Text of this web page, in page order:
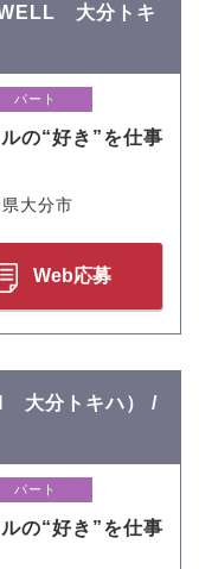
大分トキ
パート
の“好き”を仕事
大分市
Web応募
大分トキハ） /
パート
の“好き”を仕事